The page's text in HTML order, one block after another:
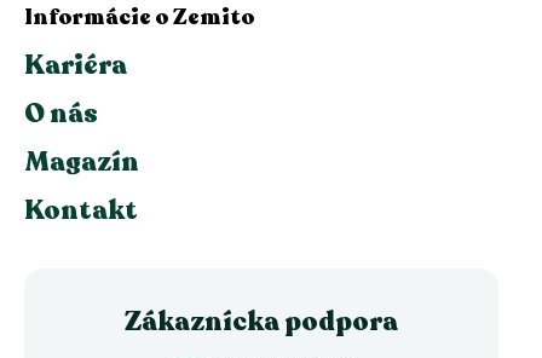
Informácie o Zemito
Kariéra
O nás
Magazín
Kontakt
Zákaznícka podpora